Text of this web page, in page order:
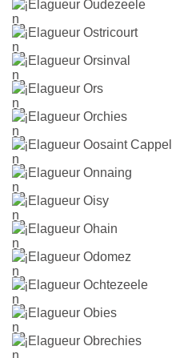
Elagueur Oudezeele
Elagueur Ostricourt
Elagueur Orsinval
Elagueur Ors
Elagueur Orchies
Elagueur Oosaint Cappel
Elagueur Onnaing
Elagueur Oisy
Elagueur Ohain
Elagueur Odomez
Elagueur Ochtezeele
Elagueur Obies
Elagueur Obrechies